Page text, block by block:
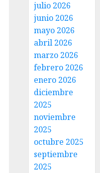
julio 2026
junio 2026
mayo 2026
abril 2026
marzo 2026
febrero 2026
enero 2026
diciembre
2025
noviembre
2025
octubre 2025
septiembre
2025